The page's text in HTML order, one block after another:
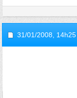
31/01/2008, 14h25